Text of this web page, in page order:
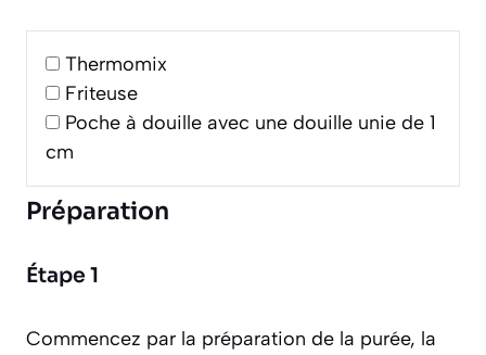
Thermomix
Friteuse
Poche à douille avec une douille unie de 1
cm
Préparation
Étape 1
Commencez par la préparation de la purée, la